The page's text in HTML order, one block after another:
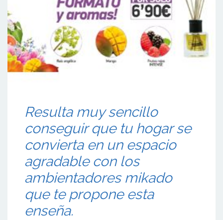
Resulta muy sencillo
conseguir que tu hogar se
convierta en un espacio
agradable con los
ambientadores mikado
que te propone esta
enseña.